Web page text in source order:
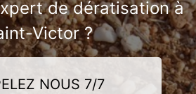
de dératisation à
Victor ?
NOUS 7/7